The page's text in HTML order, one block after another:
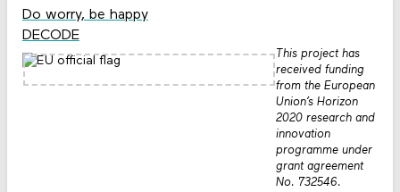
Do worry, be happy
DECODE
This project has
received funding
from the European
Union’s Horizon
2020 research and
innovation
programme under
grant agreement
No. 732546.